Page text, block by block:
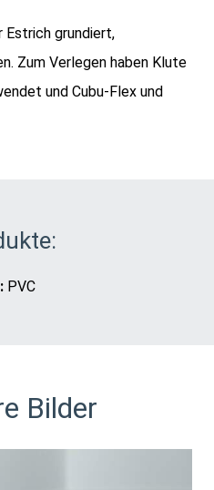
Estrich grundiert,
Zum Verlegen haben Klute
und Cubu-Flex und
PVC
Bilder